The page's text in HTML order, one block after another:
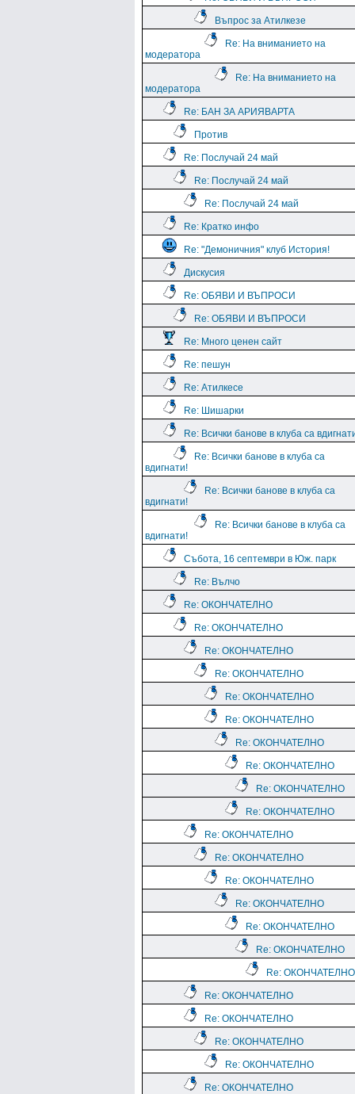
Въпрос за Атилкезе
Re: На вниманието на
модератора
Re: На вниманието на
модератора
Re: БАН ЗА АРИЯВАРТА
Против
Re: Послучай 24 май
Re: Послучай 24 май
Re: Послучай 24 май
Re: Кратко инфо
Re: "Демоничния" клуб История!
Дискусия
Re: ОБЯВИ И ВЪПРОСИ
Re: ОБЯВИ И ВЪПРОСИ
Re: Много ценен сайт
Re: пешун
Re: Атилкесе
Re: Шишарки
Re: Всички банове в клуба са
Re: Всички банове в клуба са
вдигнати!
Re: Всички банове в клуба са
вдигнати!
Re: Всички банове в клуба са
вдигнати!
Събота, 16 септември в Юж. парк
Re: Вълчо
Re: ОКОНЧАТЕЛНО
Re: ОКОНЧАТЕЛНО
Re: ОКОНЧАТЕЛНО
Re: ОКОНЧАТЕЛНО
Re: ОКОНЧАТЕЛНО
Re: ОКОНЧАТЕЛНО
Re: ОКОНЧАТЕЛНО
Re: ОКОНЧАТЕЛНО
Re: ОКОНЧАТЕЛНО
Re: ОКОНЧАТЕЛНО
Re: ОКОНЧАТЕЛНО
Re: ОКОНЧАТЕЛНО
Re: ОКОНЧАТЕЛНО
Re: ОКОНЧАТЕЛНО
Re: ОКОНЧАТЕЛНО
Re: ОКОНЧАТЕЛНО
Re: ОКОНЧАТЕЛНО
Re: ОКОНЧАТЕЛНО
Re: ОКОНЧАТЕЛНО
Re: ОКОНЧАТЕЛНО
Re: ОКОНЧАТЕЛНО
Re: ОКОНЧАТЕЛНО